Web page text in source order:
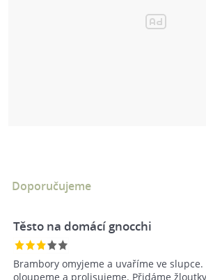
Doporučujeme
Těsto na domácí gnocchi
Brambory omyjeme a uvaříme ve
oloupeme a prolisujeme. Přidáme